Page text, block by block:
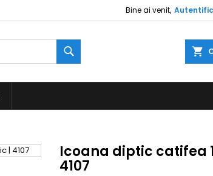
Bine ai venit,
Icoana diptic catifea
4107